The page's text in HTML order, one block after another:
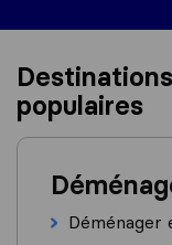
populaires
Déménager